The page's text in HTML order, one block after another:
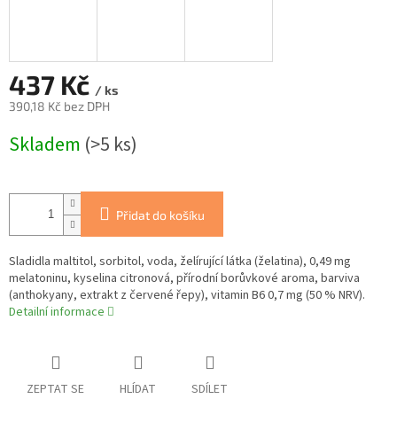
437 Kč / ks
390,18 Kč bez DPH
cena:
Skladem (>5 ks)
Přidat do košíku
Sladidla maltitol, sorbitol, voda, želírující látka (želatina), 0,49 mg
melatoninu, kyselina citronová, přírodní borůvkové aroma, barviva
(anthokyany, extrakt z červené řepy), vitamin B6 0,7 mg (50 % NRV).
Detailní informace
ZEPTAT SE HLÍDAT SDÍLET